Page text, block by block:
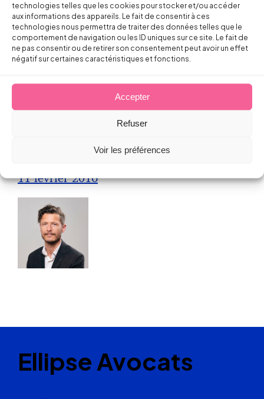
technologies telles que les cookies pour stocker et/ou accéder
aux informations des appareils. Le fait de consentir à ces
technologies nous permettra de traiter des données telles que le
comportement de navigation ou les ID uniques sur ce site. Le fait de
ne pas consentir ou de retirer son consentement peut avoir un effet
négatif sur certaines caractéristiques et fonctions.
Accepter
Refuser
Voir les préférences
Droit de la Santé, sécurité au travail
Du « droit à la déconnexion
professionnelle » à la réhabilitation
du digital dans le travail
Sébastien MILLET
11 février 2016
Ellipse Avocats